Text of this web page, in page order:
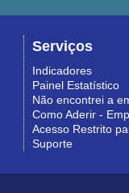
Serviços
Indicadores
Painel Estatístico
Não encontrei a
Como Aderir -
Acesso Restrito
Suporte